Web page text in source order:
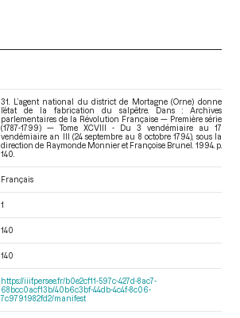
31. L’agent national du district de Mortagne (Orne) donne
l’état de la fabrication du salpêtre. Dans : Archives
parlementaires de la Révolution Française — Première série
(1787-1799) — Tome XCVIII - Du 3 vendémiaire au 17
vendémiaire an III (24 septembre au 8 octobre 1794) , sous la
direction de Raymonde Monnier et Françoise Brunel. 1994. p.
140.
Français
1
140
140
https://iiif.persee.fr/b0e2cf11-597c-427d-8ac7-
68bcc0acf13b/40b6c3bf-44db-4c4f-8c06-
7c9791982fd2/manifest